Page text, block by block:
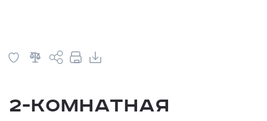
Акции
2-комнатная
* Скидки предоставляются в